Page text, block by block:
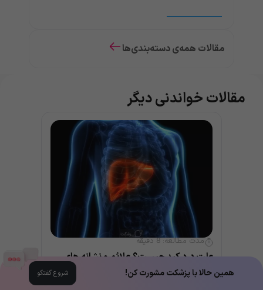
مقالات همه‌ی دسته‌بندی‌ها
مقالات خواندنی دیگر
مدت مطالعه:8 دقیقه
همین حالا با پزشکت مشورت کن! شروع گفتگو